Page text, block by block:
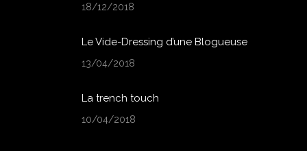
18/12/2018
Le Vide-Dressing d’une Blogueuse
13/04/2018
La trench touch
10/04/2018